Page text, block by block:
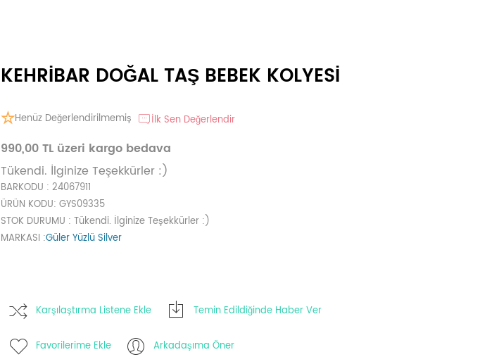
KEHRİBAR DOĞAL TAŞ BEBEK KOLYESİ
Henüz Değerlendirilmemiş İlk Sen Değerlendir
990,00 TL üzeri kargo bedava
Tükendi. İlginize Teşekkürler :)
BARKODU : 24067911
ÜRÜN KODU: GYS09335
STOK DURUMU : Tükendi. İlginize Teşekkürler :)
MARKASI :Güler Yüzlü Silver
Karşılaştırma Listene Ekle Temin Edildiğinde Haber Ver
Favorilerime Ekle Arkadaşıma Öner